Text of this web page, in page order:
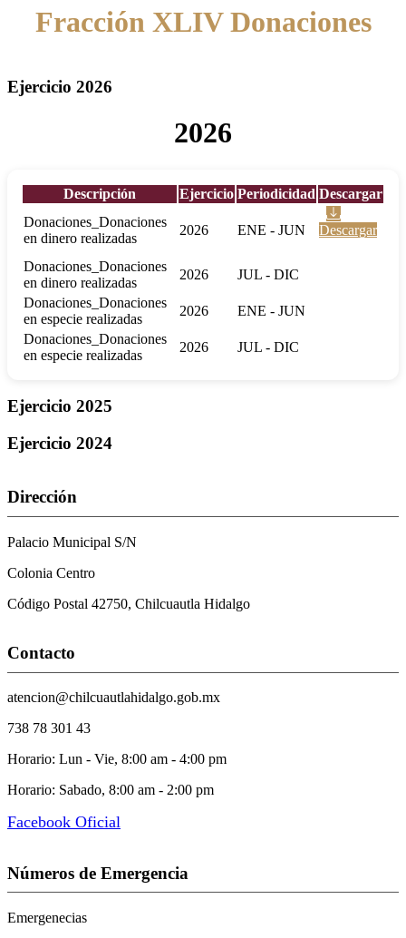
Fracción XLIV Donaciones
Ejercicio 2026
2026
Descripción Ejercicio Periodicidad Descargar
Donaciones_Donaciones
en dinero realizadas
2026 ENE - JUN Descargar
Donaciones_Donaciones
en dinero realizadas
2026
JUL - DIC
Donaciones_Donaciones
en especie realizadas
2026
ENE - JUN
Donaciones_Donaciones
en especie realizadas
2026 JUL - DIC
Ejercicio 2025
Ejercicio 2024
Dirección
Palacio Municipal S/N
Colonia Centro
Código Postal 42750, Chilcuautla Hidalgo
Contacto
atencion@chilcuautlahidalgo.gob.mx
738 78 301 43
Horario: Lun - Vie, 8:00 am - 4:00 pm
Horario: Sabado, 8:00 am - 2:00 pm
Facebook Oficial
Números de Emergencia
Emergenecias